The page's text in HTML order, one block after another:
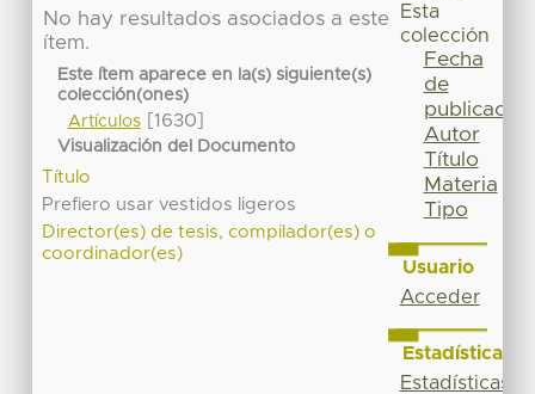
No hay resultados asociados a este
ítem.
Este ítem aparece en la(s) siguiente(s)
colección(ones)
Artículos[1630]
Visualización del Documento
Título
Prefiero usar vestidos ligeros
Director(es) de tesis, compilador(es) o
coordinador(es)
Esta
colección
Fecha
de
publicación
Autor
Título
Materia
Tipo
Usuario
Acceder
Estadísticas
Estadísticas